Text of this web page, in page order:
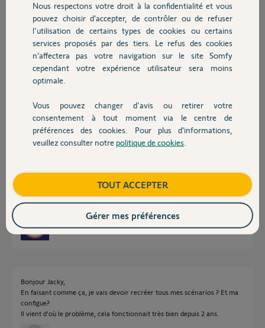
Chauffage
Autres produits
Devis avec un pro
Contact
Jean François L.
il y a plus de 3 ans
Participer au fil de discussion
Réponses
Bonjour Jean-Francois
Supprimer le pont Hue.
informations, puis descendez tout en bas pour cliquer sur Déconnexion.
https://accounts.somfy.com/login
Reconnectez vous sur Tahoma et réappairer le pont Hue
JACKY M. il y a plus de 3 ans
Bonjour Jacky,
En faisant comme ça, je vais devoir recréer tous mes scénarios ? Et ma
configue?
Il vient d'où le problème, cela fonctionnait très bien depuis 2 ans.
Nous respectons votre droit à la confidentialité et vous
pouvez choisir d’accepter, de contrôler ou de refuser
l'utilisation de certains types de cookies ou certains
services proposés par des tiers. Le refus des cookies
n’affectera pas votre navigation sur le site Somfy
cependant votre expérience utilisateur sera moins
optimale.
Vous pouvez changer d'avis ou retirer votre
consentement à tout moment via le centre de
préférences des cookies. Pour plus d’informations,
veuillez consulter notre politique de cookies
TOUT ACCEPTER
Gérer mes préférences